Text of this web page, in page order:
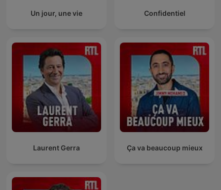
Un jour, une vie Confidentiel
Laurent Gerra Ça va beaucoup mieux